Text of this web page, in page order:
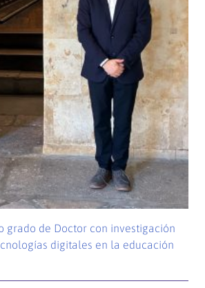
grado de Doctor con investigación
digitales en la educación